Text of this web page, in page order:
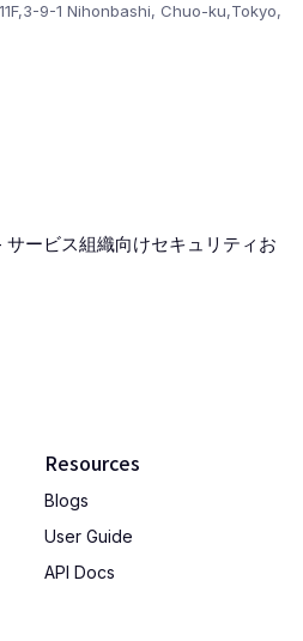
9-1 Nihonbashi, Chuo-ku,Tokyo,
Resources
Blogs
User Guide
API Docs